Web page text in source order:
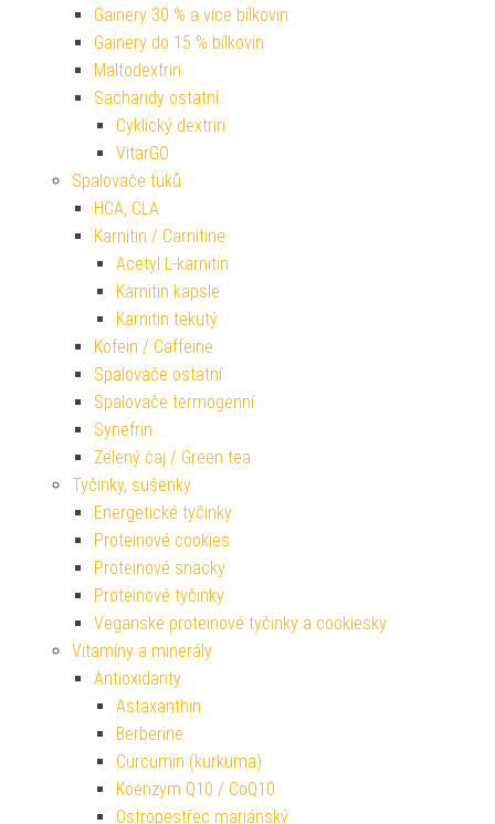
Gainery 30 % a více bílkovin
Gainery do 15 % bílkovin
Maltodextrin
Sacharidy ostatní
Cyklický dextrin
VitarGO
Spalovače tuků
HCA, CLA
Karnitin / Carnitine
Acetyl L-karnitin
Karnitin kapsle
Karnitin tekutý
Kofein / Caffeine
Spalovače ostatní
Spalovače termogenní
Synefrin
Zelený čaj / Green tea
Tyčinky, sušenky
Energetické tyčinky
Proteinové cookies
Proteinové snacky
Proteinové tyčinky
Veganské proteinové tyčinky a cookiesky
Vitamíny a minerály
Antioxidanty
Astaxanthin
Berberine
Curcumin (kurkuma)
Koenzym Q10 / CoQ10
Ostropestřec mariánský